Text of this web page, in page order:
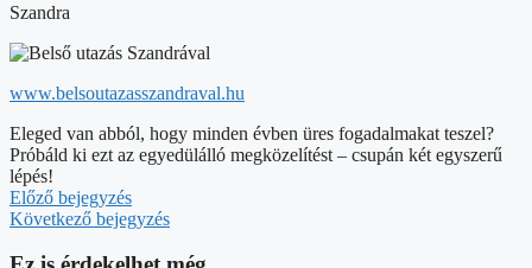
Szandra
www.belsoutazasszandraval.hu
Eleged van abból, hogy minden évben üres fogadalmakat teszel?
Próbáld ki ezt az egyedülálló megközelítést – csupán két egyszerű
lépés!
Előző bejegyzés
Következő bejegyzés